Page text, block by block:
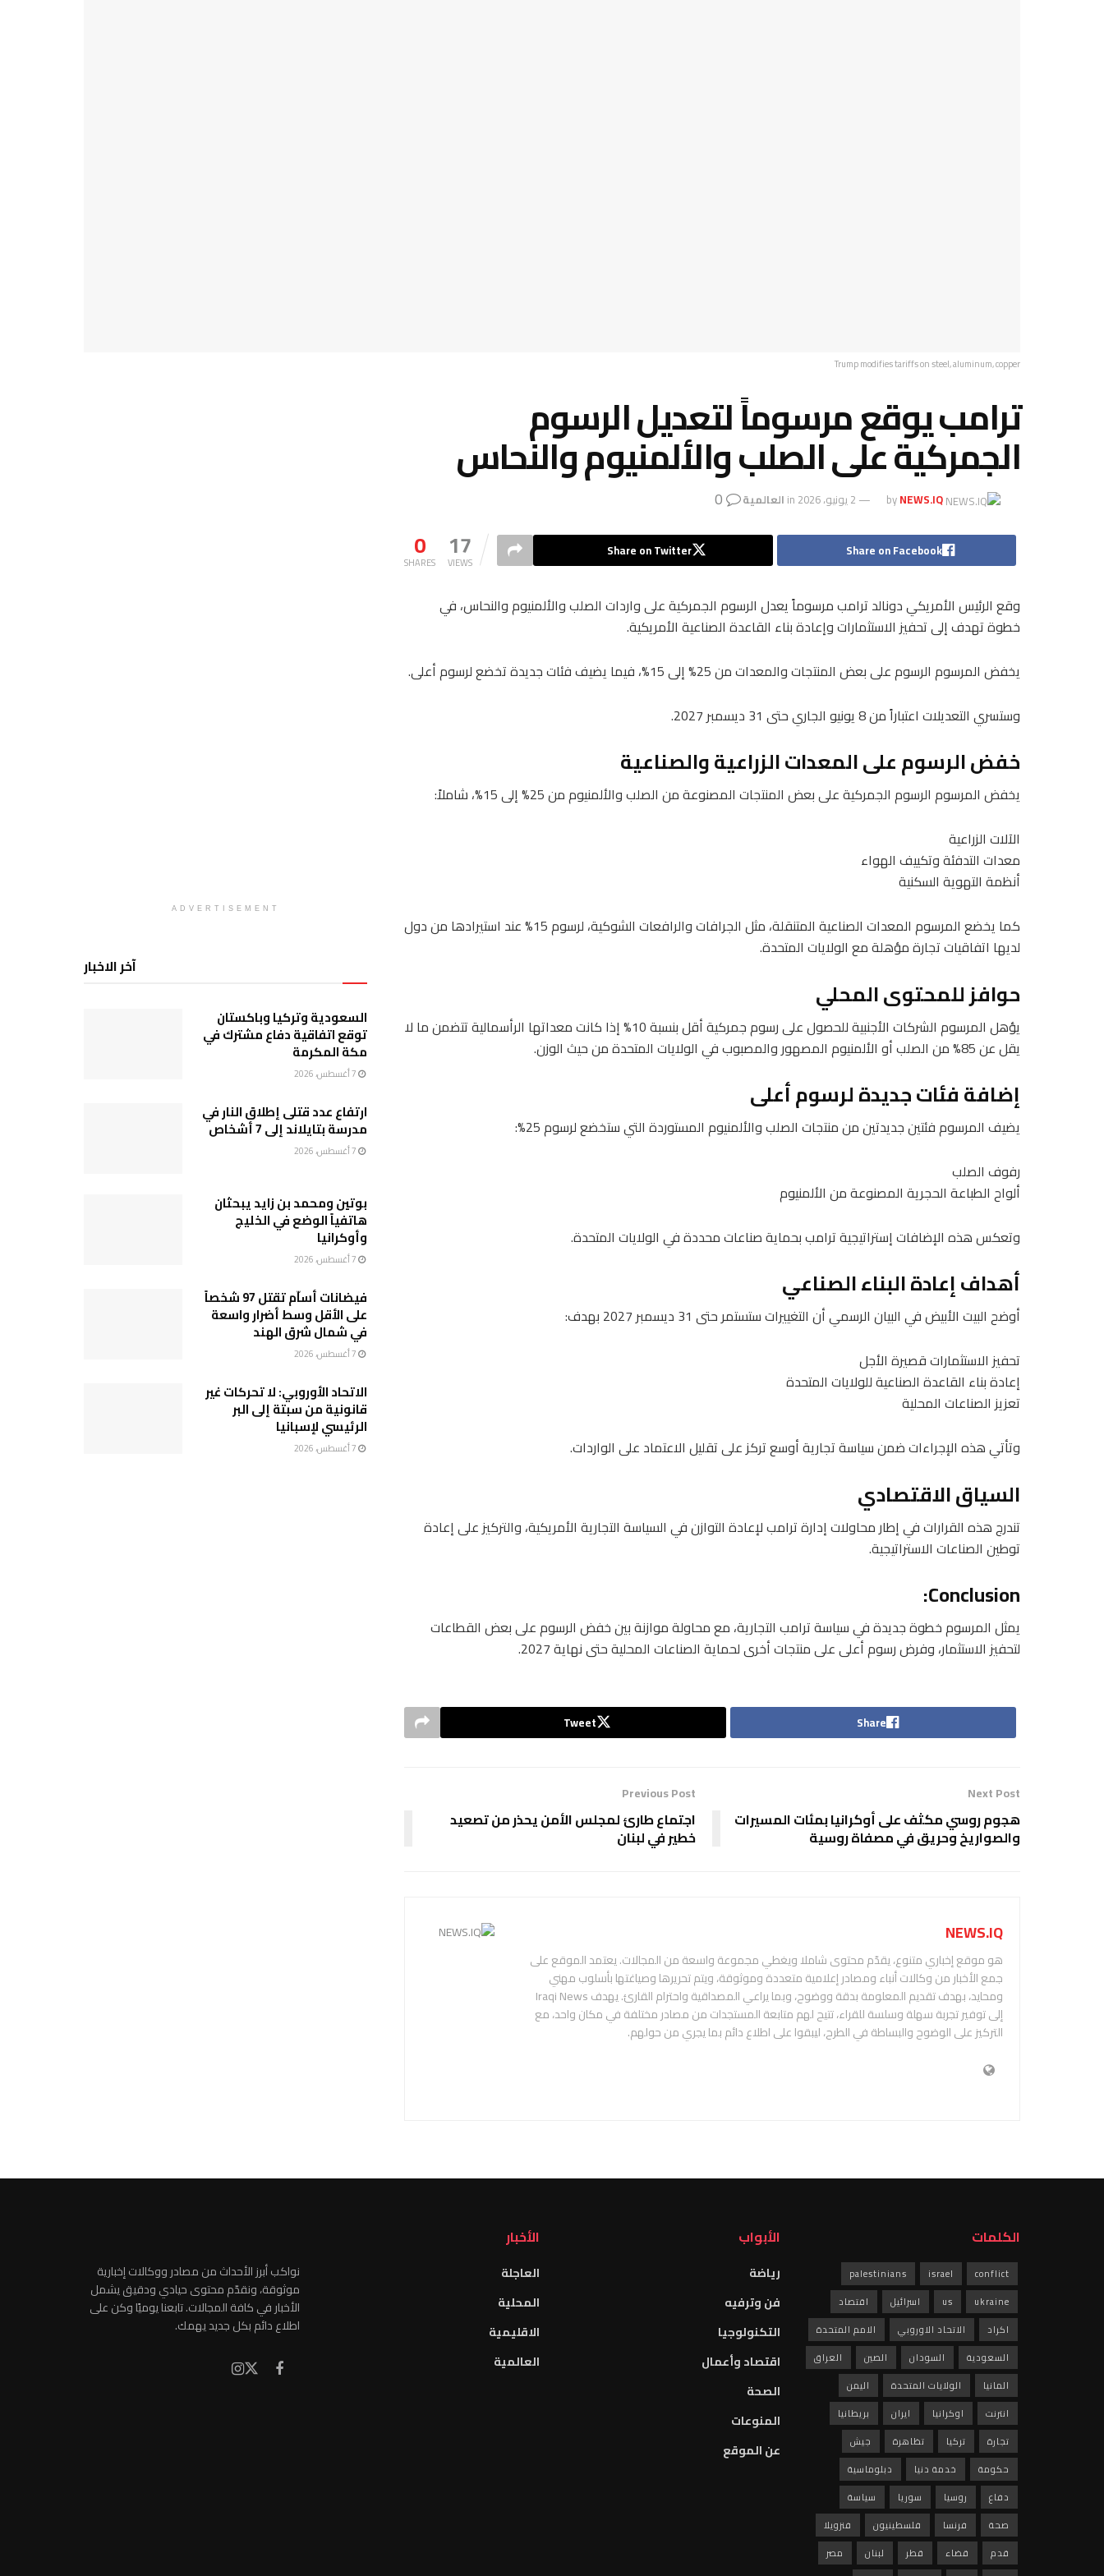
Trump modifies tariffs on steel, aluminum, copper
ترامب يوقع مرسوماً لتعديل الرسوم
الجمركية على الصلب والألمنيوم والنحاس
byNEWS.IQ 2 يونيو، 2026 in العالمية
0
SHARES 17
VIEWS
Share on Facebook
Share on Twitter
وقع الرئيس الأمريكي دونالد ترامب مرسوماً يعدل الرسوم الجمركية على واردات الصلب والألمنيوم والنحاس، في
خطوة تهدف إلى تحفيز الاستثمارات وإعادة بناء القاعدة الصناعية الأمريكية.
يخفض المرسوم الرسوم على بعض المنتجات والمعدات من 25% إلى 15%، فيما يضيف فئات جديدة تخضع لرسوم أعلى.
وستسري التعديلات اعتباراً من 8 يونيو الجاري حتى 31 ديسمبر 2027.
خفض الرسوم على المعدات الزراعية والصناعية
يخفض المرسوم الرسوم الجمركية على بعض المنتجات المصنوعة من الصلب والألمنيوم من 25% إلى 15%، شاملاً:
الآلات الزراعية
معدات التدفئة وتكييف الهواء
أنظمة التهوية السكنية
كما يخضع المرسوم المعدات الصناعية المتنقلة، مثل الجرافات والرافعات الشوكية، لرسوم 15% عند استيرادها من دول
لديها اتفاقيات تجارة مؤهلة مع الولايات المتحدة.
حوافز للمحتوى المحلي
يؤهل المرسوم الشركات الأجنبية للحصول على رسوم جمركية أقل بنسبة 10% إذا كانت معداتها الرأسمالية تتضمن ما لا
يقل عن 85% من الصلب أو الألمنيوم المصهور والمصبوب في الولايات المتحدة من حيث الوزن.
إضافة فئات جديدة لرسوم أعلى
يضيف المرسوم فئتين جديدتين من منتجات الصلب والألمنيوم المستوردة التي ستخضع لرسوم 25%:
رفوف الصلب
ألواح الطباعة الحجرية المصنوعة من الألمنيوم
وتعكس هذه الإضافات إستراتيجية ترامب بحماية صناعات محددة في الولايات المتحدة.
أهداف إعادة البناء الصناعي
أوضح البيت الأبيض في البيان الرسمي أن التغييرات ستستمر حتى 31 ديسمبر 2027 بهدف:
تحفيز الاستثمارات قصيرة الأجل
إعادة بناء القاعدة الصناعية للولايات المتحدة
تعزيز الصناعات المحلية
وتأتي هذه الإجراءات ضمن سياسة تجارية أوسع تركز على تقليل الاعتماد على الواردات.
السياق الاقتصادي
تندرج هذه القرارات في إطار محاولات إدارة ترامب لإعادة التوازن في السياسة التجارية الأمريكية، والتركيز على إعادة
توطين الصناعات الاستراتيجية.
Conclusion:
يمثل المرسوم خطوة جديدة في سياسة ترامب التجارية، مع محاولة موازنة بين خفض الرسوم على بعض القطاعات
لتحفيز الاستثمار، وفرض رسوم أعلى على منتجات أخرى لحماية الصناعات المحلية حتى نهاية 2027.
Share
Tweet
Previous Post
اجتماع طارئ لمجلس الأمن يحذر من تصعيد
خطير في لبنان
Next Post
هجوم روسي مكثف على أوكرانيا بمئات المسيرات
والصواريخ وحريق في مصفاة روسية
NEWS.IQ
هو موقع إخباري متنوع، يقدّم محتوى شاملا ويغطي مجموعة واسعة من المجالات. يعتمد الموقع على
جمع الأخبار من وكالات أنباء ومصادر إعلامية متعددة وموثوقة، ويتم تحريرها وصياغتها بأسلوب مهني
ومحايد، بهدف تقديم المعلومة بدقة ووضوح، وبما يراعي المصداقية واحترام القارئ. يهدف Iraqi News
إلى توفير تجربة سهلة وسلسة للقراء، تتيح لهم متابعة المستجدات من مصادر مختلفة في مكان واحد، مع
التركيز على الوضوح والبساطة في الطرح، ليبقوا على اطلاع دائم بما يجري من حولهم.
ADVERTISEMENT
آخر الاخبار
السعودية وتركيا وباكستان
توقع اتفاقية دفاع مشترك في
مكة المكرمة
ارتفاع عدد قتلى إطلاق النار في
مدرسة بتايلاند إلى 7 أشخاص
بوتين ومحمد بن زايد يبحثان
هاتفياً الوضع في الخليج
وأوكرانيا
فيضانات أساّم تقتل 97 شخصاً
على الأقل وسط أضرار واسعة
في شمال شرق الهند
الاتحاد الأوروبي: لا تحركات غير
قانونية من سبتة إلى البر
الرئيسي لإسبانيا
نواكب أبرز الأحداث من مصادر ووكالات إخبارية
موثوقة، ونقدّم محتوى حيادي ودقيق يشمل
الأخبار في كافة المجالات. تابعنا يوميًا وكن على
اطلاع دائم بكل جديد يهمك.
الأخبار
العاجلة
المحلية
الاقليمية
العالمية
الأبواب
رياضة
فن وترفيه
التكنولوجيا
اقتصاد وأعمال
الصحة
المنوعات
عن الموقع
الكلمات
conflict
israel
palestinians
ukraine
us اسرائيل
اقتصاد
اكراد
الاتحاد الاوروبي
الامم المتحدة
السعودية
السودان الصين
العراق
المانيا
الولايات المتحدة
اليمن
انترنت
اوكرانيا ايران
بريطانيا
تجارة
تركيا تظاهرة
جيش
حكومة
خدمة دنيا
دبلوماسية
دفاع
روسيا سوريا
سياسة
صحة
فرنسا فلسطينيون
فنزويلا
قدم
قضاء قطر لبنان
مصر